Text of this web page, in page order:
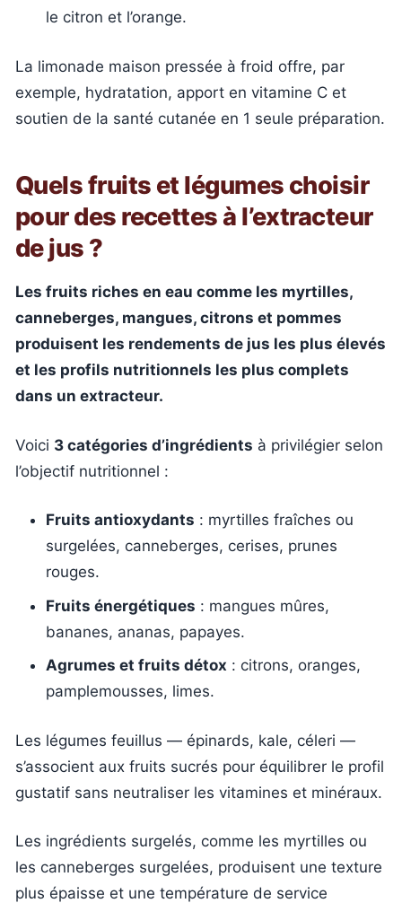
le citron et l’orange.
La limonade maison pressée à froid offre, par
exemple, hydratation, apport en vitamine C et
soutien de la santé cutanée en 1 seule préparation.
Quels fruits et légumes choisir
pour des recettes à l’extracteur
de jus ?
Les fruits riches en eau comme les myrtilles,
canneberges, mangues, citrons et pommes
produisent les rendements de jus les plus élevés
et les profils nutritionnels les plus complets
dans un extracteur.
Voici 3 catégories d’ingrédients à privilégier selon
l’objectif nutritionnel :
Fruits antioxydants : myrtilles fraîches ou
surgelées, canneberges, cerises, prunes
rouges.
Fruits énergétiques : mangues mûres,
bananes, ananas, papayes.
Agrumes et fruits détox : citrons, oranges,
pamplemousses, limes.
Les légumes feuillus — épinards, kale, céleri —
s’associent aux fruits sucrés pour équilibrer le profil
gustatif sans neutraliser les vitamines et minéraux.
Les ingrédients surgelés, comme les myrtilles ou
les canneberges surgelées, produisent une texture
plus épaisse et une température de service